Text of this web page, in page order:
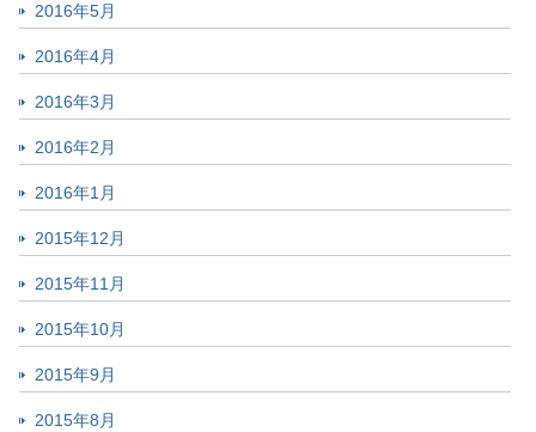
2016年5月
2016年4月
2016年3月
2016年2月
2016年1月
2015年12月
2015年11月
2015年10月
2015年9月
2015年8月